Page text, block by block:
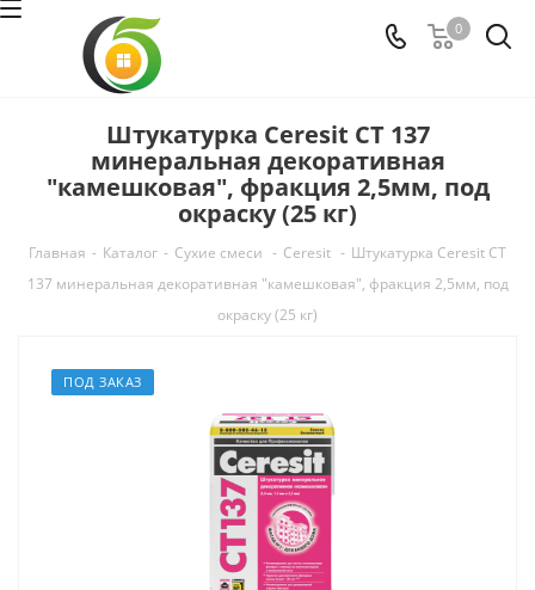
0
Штукатурка Ceresit СТ 137
минеральная декоративная
"камешковая", фракция 2,5мм, под
окраску (25 кг)
Главная - Каталог - Сухие смеси - Ceresit - Штукатурка Ceresit СТ
137 минеральная декоративная "камешковая", фракция 2,5мм, под
окраску (25 кг)
ПОД ЗАКАЗ